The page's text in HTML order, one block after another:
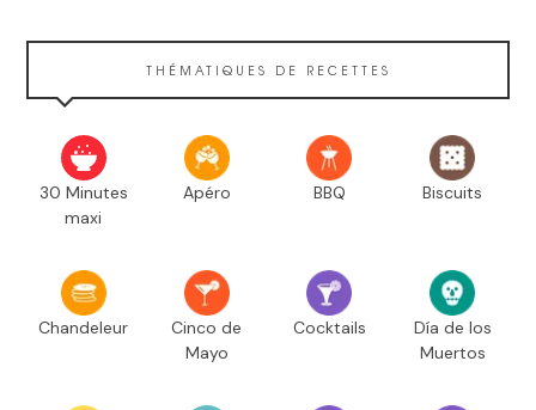
THÉMATIQUES DE RECETTES
30 Minutes
maxi
Apéro BBQ Biscuits
Chandeleur
Cinco de
Mayo
Cocktails
Día de los
Muertos